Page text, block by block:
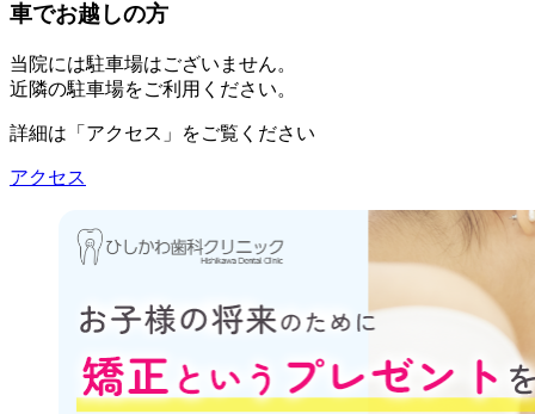
車でお越しの方
当院には駐車場はございません。
近隣の駐車場をご利用ください。
詳細は「アクセス」をご覧ください
アクセス